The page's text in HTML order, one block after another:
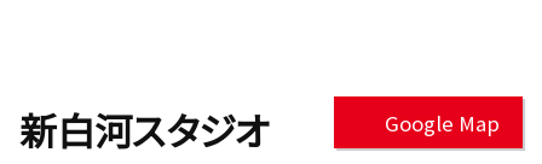
新白河スタジオ Google Map